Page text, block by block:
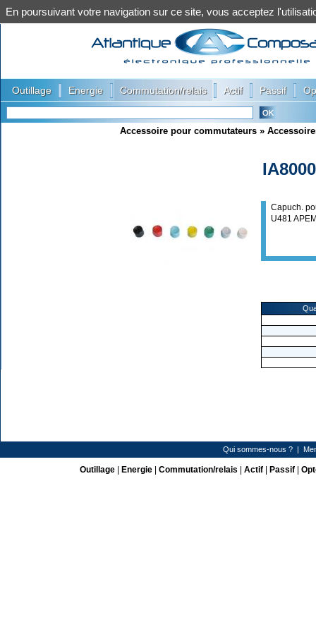
Outillage Energie Commutation/relais Actif Passif
Accessoire pour commutateurs »
Capuch.
U481
Qui sommes-nous ?|
Outillage| Energie| Commutation/relais Actif| Passif|
En poursuivant votre navigation sur ce site, vous acceptez